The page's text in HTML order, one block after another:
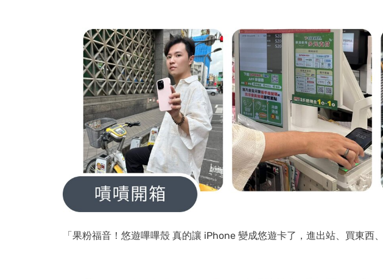
「果粉福音！悠遊嗶嗶殼 真的讓 iPhone 變成悠遊卡了，進出站、買東西